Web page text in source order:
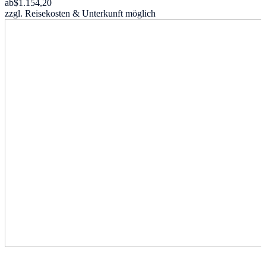
ab$1.154,20
zzgl. Reisekosten & Unterkunft möglich